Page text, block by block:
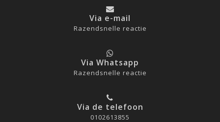
Via e-mail
Razendsnelle reactie
Via Whatsapp
Razendsnelle reactie
Via de telefoon
0102613855